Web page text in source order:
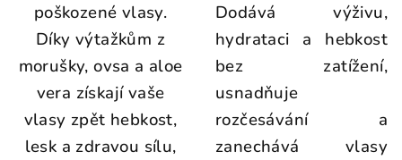
poškozené vlasy.
Díky výtažkům z
morušky, ovsa a aloe
vera získají vaše
vlasy zpět hebkost,
lesk a zdravou sílu,
Dodává výživu,
hydrataci a hebkost
bez zatížení,
usnadňuje
rozčesávání a
zanechává vlasy